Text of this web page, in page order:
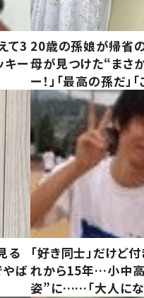
て3
キー
20歳の孫娘が帰省
母が見つけた“まさ
ー！」「最高の孫だ」
る
ば
「好き同士」だけど
れから15年…小中
姿”に……「大人にな